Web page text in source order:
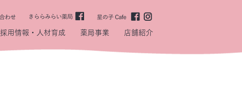
採用情報・人材育成 薬局事業 店舗紹介